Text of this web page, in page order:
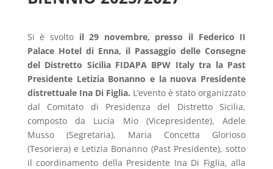
Si è svolto il 29 novembre, presso il Federico II
Palace Hotel di Enna, il Passaggio delle Consegne
del Distretto Sicilia FIDAPA BPW Italy tra la Past
Presidente Letizia Bonanno e la nuova Presidente
distrettuale Ina Di Figlia. L’evento è stato organizzato
dal Comitato di Presidenza del Distretto Sicilia,
composto da Lucia Mio (Vicepresidente), Adele
Musso (Segretaria), Maria Concetta Glorioso
(Tesoriera) e Letizia Bonanno (Past Presidente), sotto
il coordinamento della Presidente Ina Di Figlia, alla